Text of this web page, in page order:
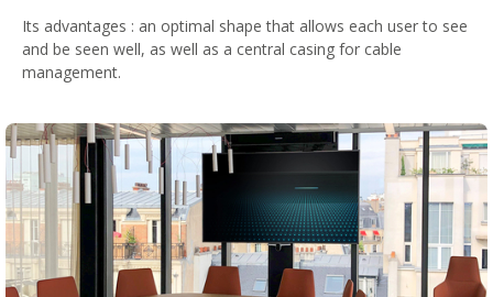
Its advantages : an optimal shape that allows each user to see
and be seen well, as well as a central casing for cable
management.